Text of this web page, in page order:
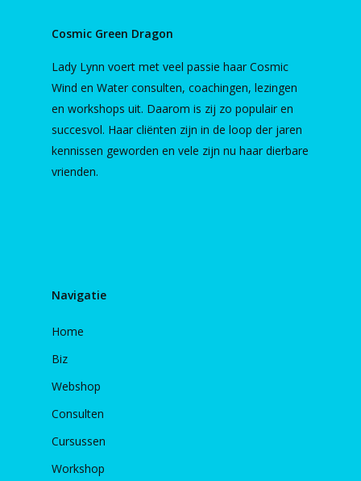
Cosmic Green Dragon
Lady Lynn voert met veel passie haar Cosmic
Wind en Water consulten, coachingen, lezingen
en workshops uit. Daarom is zij zo populair en
succesvol. Haar cliënten zijn in de loop der jaren
kennissen geworden en vele zijn nu haar dierbare
vrienden.
Navigatie
Home
Biz
Webshop
Consulten
Cursussen
Workshop